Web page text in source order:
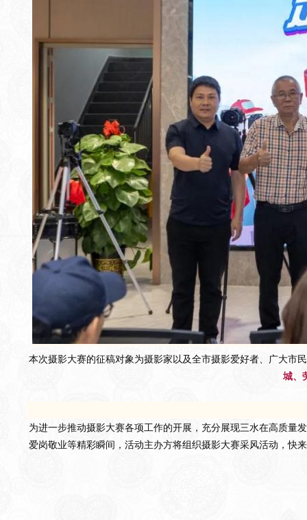
本次摄影大赛的征稿对象为摄影家以及全市摄影爱好者、广大市
城、
为进一步推动摄影大赛各项工作的开展，充分展现三水在高质量
爱岗敬业等精彩瞬间，活动主办方将组织摄影大赛采风活动，快